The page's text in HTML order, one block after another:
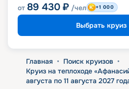
от 89 430 ₽ /чел +1 000
Выбрать круиз
Главная • Поиск круизов •
Круиз на теплоходе
августа по 11 августа 2027